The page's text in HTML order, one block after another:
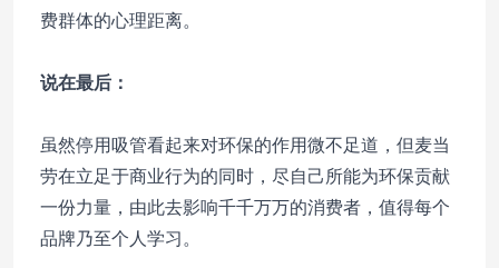
费群体的心理距离。
说在最后：
虽然停用吸管看起来对环保的作用微不足道，但麦当
劳在立足于商业行为的同时，尽自己所能为环保贡献
一份力量，由此去影响千千万万的消费者，值得每个
品牌乃至个人学习。